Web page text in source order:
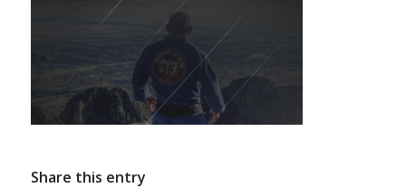
Share this entry